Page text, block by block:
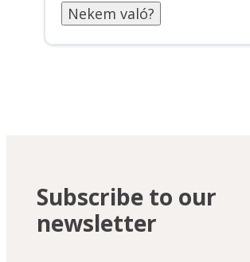
Nekem való?
Subscribe to our
newsletter